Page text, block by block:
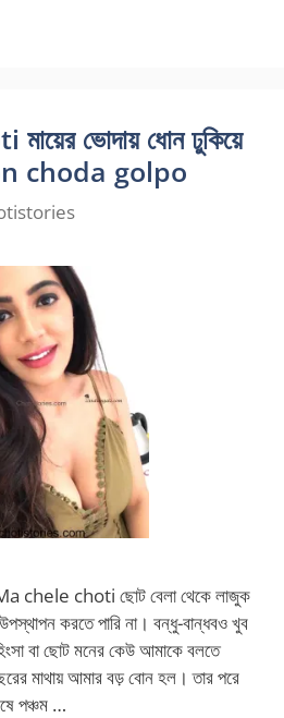
ভোদায় ধোন ঢুকিয়ে
choda golpo
chele choti ছোট বেলা থেকে লাজুক
করতে পারি না। বন্ধু-বান্ধবও খুব
বা ছোট মনের কেউ আমাকে বলতে
মাথায় আমার বড় বোন হল। তার পরে
পঞ্চম …